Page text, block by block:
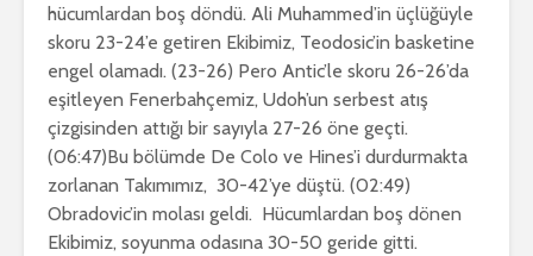
hücumlardan boş döndü. Ali Muhammed’in üçlüğüyle
skoru 23-24’e getiren Ekibimiz, Teodosic’in basketine
engel olamadı. (23-26) Pero Antic’le skoru 26-26’da
eşitleyen Fenerbahçemiz, Udoh’un serbest atış
çizgisinden attığı bir sayıyla 27-26 öne geçti.
(06:47)Bu bölümde De Colo ve Hines’i durdurmakta
zorlanan Takımımız, 30-42’ye düştü. (02:49)
Obradovic’in molası geldi. Hücumlardan boş dönen
Ekibimiz, soyunma odasına 30-50 geride gitti.